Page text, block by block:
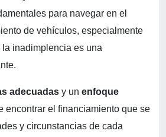
para navegar en el
de vehículos, especialmente
inadimplencia es una
adecuadas y un enfoque
encontrar el financiamiento que se
y circunstancias de cada